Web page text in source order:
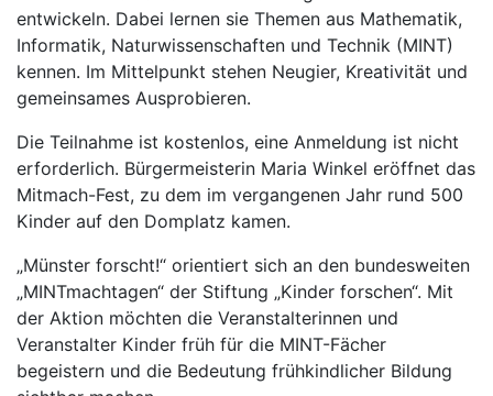
entwickeln. Dabei lernen sie Themen aus Mathematik,
Informatik, Naturwissenschaften und Technik (MINT)
kennen. Im Mittelpunkt stehen Neugier, Kreativität und
gemeinsames Ausprobieren.
Die Teilnahme ist kostenlos, eine Anmeldung ist nicht
erforderlich. Bürgermeisterin Maria Winkel eröffnet das
Mitmach-Fest, zu dem im vergangenen Jahr rund 500
Kinder auf den Domplatz kamen.
„Münster forscht!“ orientiert sich an den bundesweiten
„MINTmachtagen“ der Stiftung „Kinder forschen“. Mit
der Aktion möchten die Veranstalterinnen und
Veranstalter Kinder früh für die MINT-Fächer
begeistern und die Bedeutung frühkindlicher Bildung